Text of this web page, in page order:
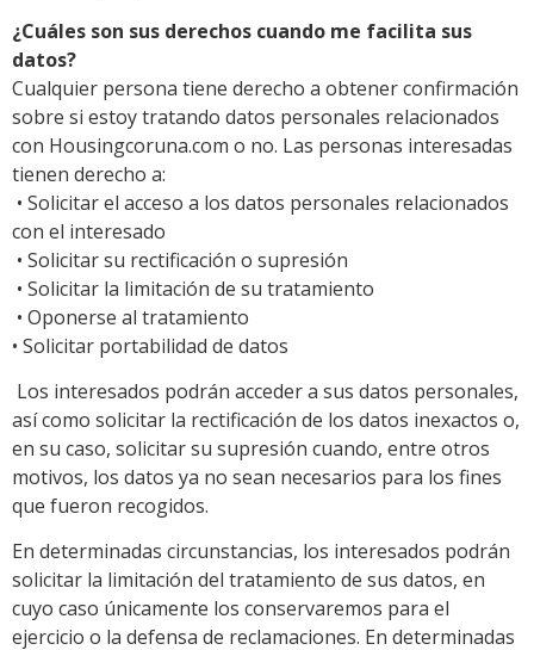
¿Cuáles son sus derechos cuando me facilita sus
datos?
Cualquier persona tiene derecho a obtener confirmación
sobre si estoy tratando datos personales relacionados
con Housingcoruna.com o no. Las personas interesadas
tienen derecho a:
• Solicitar el acceso a los datos personales relacionados
con el interesado
• Solicitar su rectificación o supresión
• Solicitar la limitación de su tratamiento
• Oponerse al tratamiento
• Solicitar portabilidad de datos
Los interesados podrán acceder a sus datos personales,
así como solicitar la rectificación de los datos inexactos o,
en su caso, solicitar su supresión cuando, entre otros
motivos, los datos ya no sean necesarios para los fines
que fueron recogidos.
En determinadas circunstancias, los interesados podrán
solicitar la limitación del tratamiento de sus datos, en
cuyo caso únicamente los conservaremos para el
ejercicio o la defensa de reclamaciones. En determinadas